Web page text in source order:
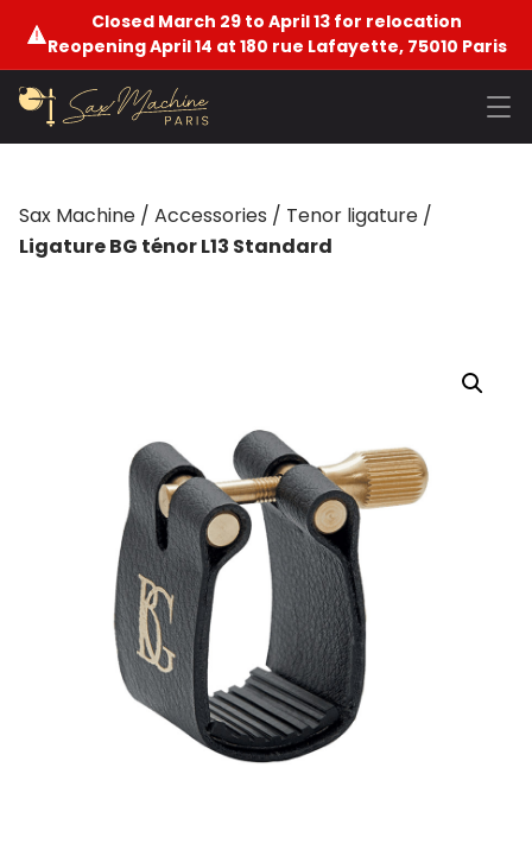
Closed March 29 to April 13 for relocation
Reopening April 14 at 180 rue Lafayette, 75010 Paris
Sax Machine / Accessories / Tenor ligature /
Ligature BG ténor L13 Standard